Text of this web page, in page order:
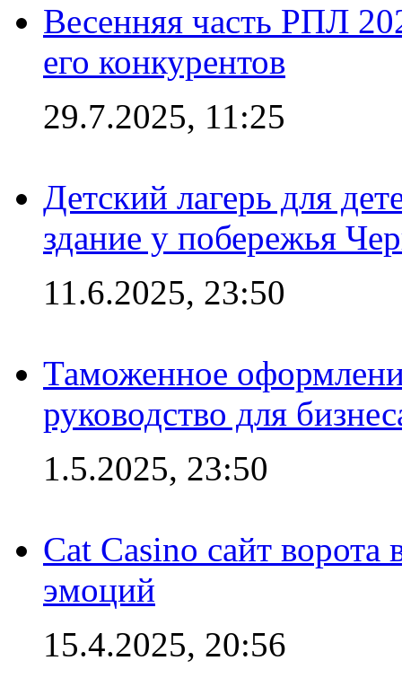
Весенняя часть РПЛ
его конкурентов
29.7.2025, 11:25
Детский лагерь для
здание у побережья
11.6.2025, 23:50
Таможенное
руководство для
1.5.2025, 23:50
Cat Casino сайт
эмоций
15.4.2025, 20:56